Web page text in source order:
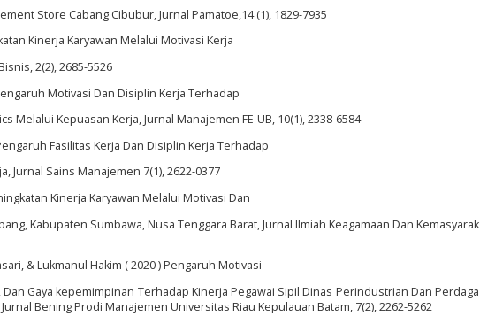
Store Cabang Cibubur, Jurnal Pamatoe,14 (1), 1829-7935
Kinerja Karyawan Melalui Motivasi Kerja
2(2), 2685-5526
Motivasi Dan Disiplin Kerja Terhadap
Melalui Kepuasan Kerja, Jurnal Manajemen FE-UB, 10(1), 2338-6584
Fasilitas Kerja Dan Disiplin Kerja Terhadap
Jurnal Sains Manajemen 7(1), 2622-0377
Kinerja Karyawan Melalui Motivasi Dan
Kabupaten Sumbawa, Nusa Tenggara Barat, Jurnal Ilmiah Keagamaan Dan Kemasyarak
& Lukmanul Hakim ( 2020 ) Pengaruh Motivasi
Gaya kepemimpinan Terhadap Kinerja Pegawai Sipil Dinas Perindustrian Dan Perdaga
Bening Prodi Manajemen Universitas Riau Kepulauan Batam, 7(2), 2262-5262